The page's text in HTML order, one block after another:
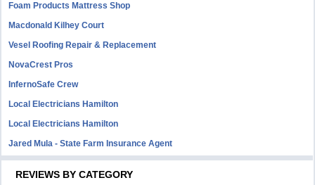
Foam Products Mattress Shop
Macdonald Kilhey Court
Vesel Roofing Repair & Replacement
NovaCrest Pros
InfernoSafe Crew
Local Electricians Hamilton
Local Electricians Hamilton
Jared Mula - State Farm Insurance Agent
REVIEWS BY CATEGORY